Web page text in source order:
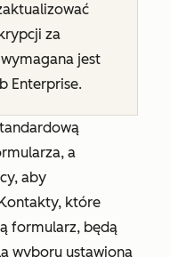
za
jest
Enterprise.
a
aby
które
formularz, będą
wyboru ustawioną